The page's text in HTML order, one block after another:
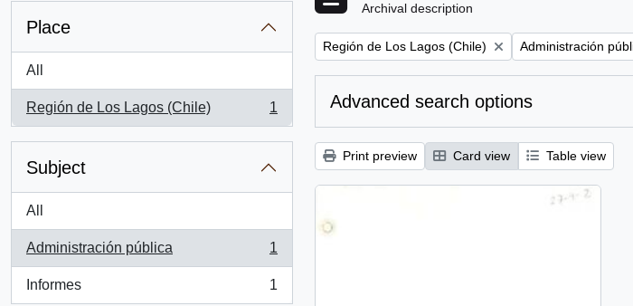
Place
All
Región de Los Lagos (Chile)
, 1 results
1
Subject
All
Administración pública
, 1 results
1
Informes
, 1 results
1
Archival description
Remove filter:
Región de Los Lagos (Chile) Remove filter:
Administración
Advanced search options
Print preview Card view Table view